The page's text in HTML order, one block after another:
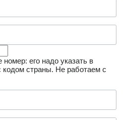
его надо указать в
страны. Не работаем с